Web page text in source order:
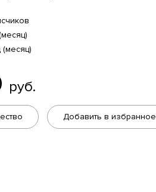
руб.
Добавить в избранное